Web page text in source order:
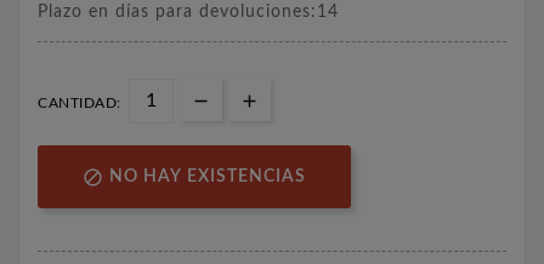
Plazo en días para devoluciones:14
CANTIDAD:
 NO HAY EXISTENCIAS